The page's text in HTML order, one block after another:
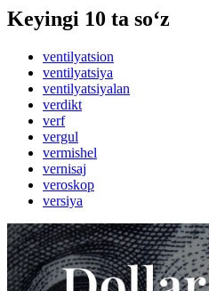
Keyingi 10 ta so‘z
ventilyatsion
ventilyatsiya
ventilyatsiyalan
verdikt
verf
vergul
vermishel
vernisaj
veroskop
versiya